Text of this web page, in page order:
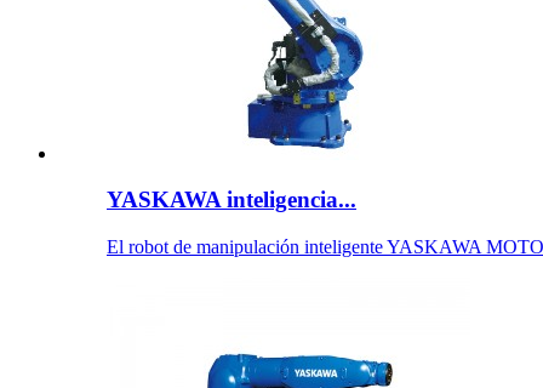
YASKAWA inteligencia...
El robot de manipulación inteligente YASKAWA